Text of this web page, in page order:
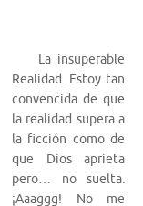
La insuperable
Realidad. Estoy tan
convencida de que
la realidad supera a
la ficción como de
que Dios aprieta
pero… no suelta.
¡Aaaggg! No me